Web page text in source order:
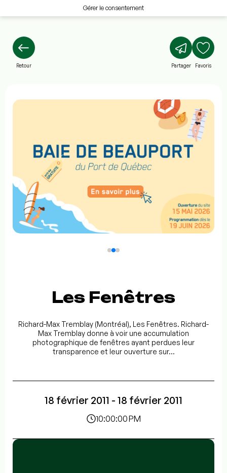
Gérer le consentement
Retour Partager Favoris
Les Fenêtres
Richard-Max Tremblay (Montréal), Les Fenêtres. Richard-
Max Tremblay donne à voir une accumulation
photographique de fenêtres ayant perdues leur
transparence et leur ouverture sur...
18 février 2011 - 18 février 2011
10:00:00 PM